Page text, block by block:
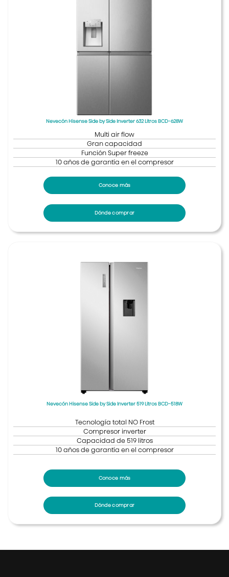
Nevecón Hisense Side by Side Inverter 632 Litros BCD-628W
Multi air flow
Gran capacidad
Función Super freeze
10 años de garantía en el compresor
Conoce más
Dónde comprar
Nevecón Hisense Side by Side Inverter 519 Litros BCD-518W
Tecnología total NO Frost
Compresor inverter
Capacidad de 519 litros
10 años de garantía en el compresor
Conoce más
Dónde comprar